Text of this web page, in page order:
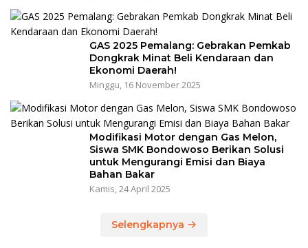
GAS 2025 Pemalang: Gebrakan Pemkab
Dongkrak Minat Beli Kendaraan dan
Ekonomi Daerah!
Minggu, 16 November 2025
Modifikasi Motor dengan Gas Melon,
Siswa SMK Bondowoso Berikan Solusi
untuk Mengurangi Emisi dan Biaya
Bahan Bakar
Kamis, 24 April 2025
Selengkapnya